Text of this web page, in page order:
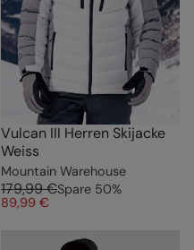
Vulcan III Herren Skijacke
Weiss
Mountain Warehouse
179,99 €Spare 50%
89,99 €